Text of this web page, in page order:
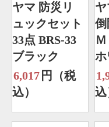
ヤマ 防災リ
ュックセット
33点 BRS-33
ブラック
6,017 円（税
込）
倒
ホ
込